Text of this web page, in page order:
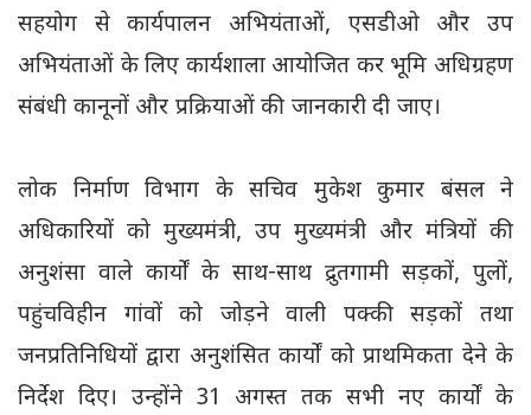
सहयोग से कार्यपालन अभियंताओं, एसडीओ और उप
अभियंताओं के लिए कार्यशाला आयोजित कर भूमि अधिग्रहण
संबंधी कानूनों और प्रक्रियाओं की जानकारी दी जाए।
लोक निर्माण विभाग के सचिव मुकेश कुमार बंसल ने
अधिकारियों को मुख्यमंत्री, उप मुख्यमंत्री और मंत्रियों की
अनुशंसा वाले कार्यों के साथ-साथ द्रुतगामी सड़कों, पुलों,
पहुंचविहीन गांवों को जोड़ने वाली पक्की सड़कों तथा
जनप्रतिनिधियों द्वारा अनुशंसित कार्यों को प्राथमिकता देने के
निर्देश दिए। उन्होंने 31 अगस्त तक सभी नए कार्यों के